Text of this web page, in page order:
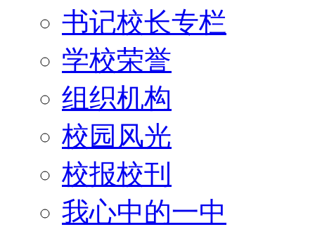
书记校长专栏
学校荣誉
组织机构
校园风光
校报校刊
我心中的一中